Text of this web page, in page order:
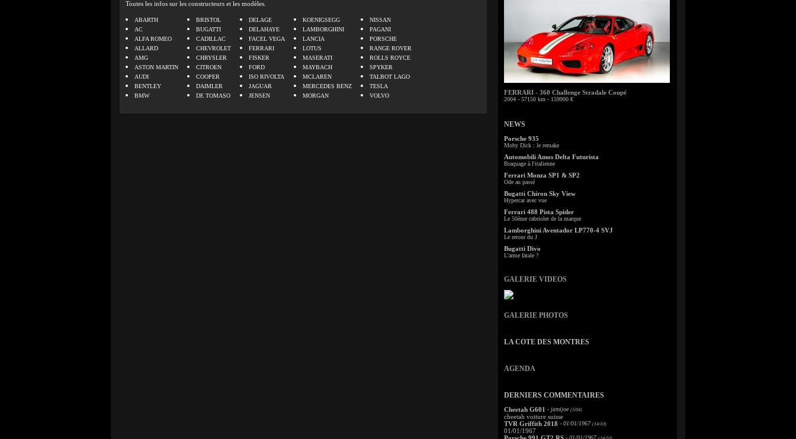
Toutes les infos sur les constructeurs et les modèles.
ABARTH
AC
ALFA ROMEO
ALLARD
AMG
ASTON MARTIN
AUDI
BENTLEY
BMW
BRISTOL
BUGATTI
CADILLAC
CHEVROLET
CHRYSLER
CITROEN
COOPER
DAIMLER
DE TOMASO
DELAGE
DELAHAYE
FACEL VEGA
FERRARI
FISKER
FORD
ISO RIVOLTA
JAGUAR
JENSEN
KOENIGSEGG
LAMBORGHINI
LANCIA
LOTUS
MASERATI
MAYBACH
MCLAREN
MERCEDES BENZ
MORGAN
NISSAN
PAGANI
PORSCHE
RANGE ROVER
ROLLS ROYCE
SPYKER
TALBOT LAGO
TESLA
VOLVO
FERRARI - 360 Challenge Stradale Coupé
2004 - 57150 km - 159900 €
NEWS
Porsche 935
Moby Dick : le remake
Automobili Amos Delta Futurista
Braquage à l'italienne
Ferrari Monza SP1 & SP2
Ode au passé
Bugatti Chiron Sky View
Hypercar avec vue
Ferrari 488 Pista Spider
Le 50ème cabriolet de la marque
Lamborghini Aventador LP770-4 SVJ
Le retour du J
Bugatti Divo
L'arme fatale ?
GALERIE VIDEOS
GALERIE PHOTOS
LA COTE DES MONTRES
AGENDA
DERNIERS COMMENTAIRES
Cheetah G601 - jamijoe (5/04)
cheetah voiture suisse
TVR Griffith 2018 - 01/01/1967 (14/10)
01/01/1967
- 01/01/1967